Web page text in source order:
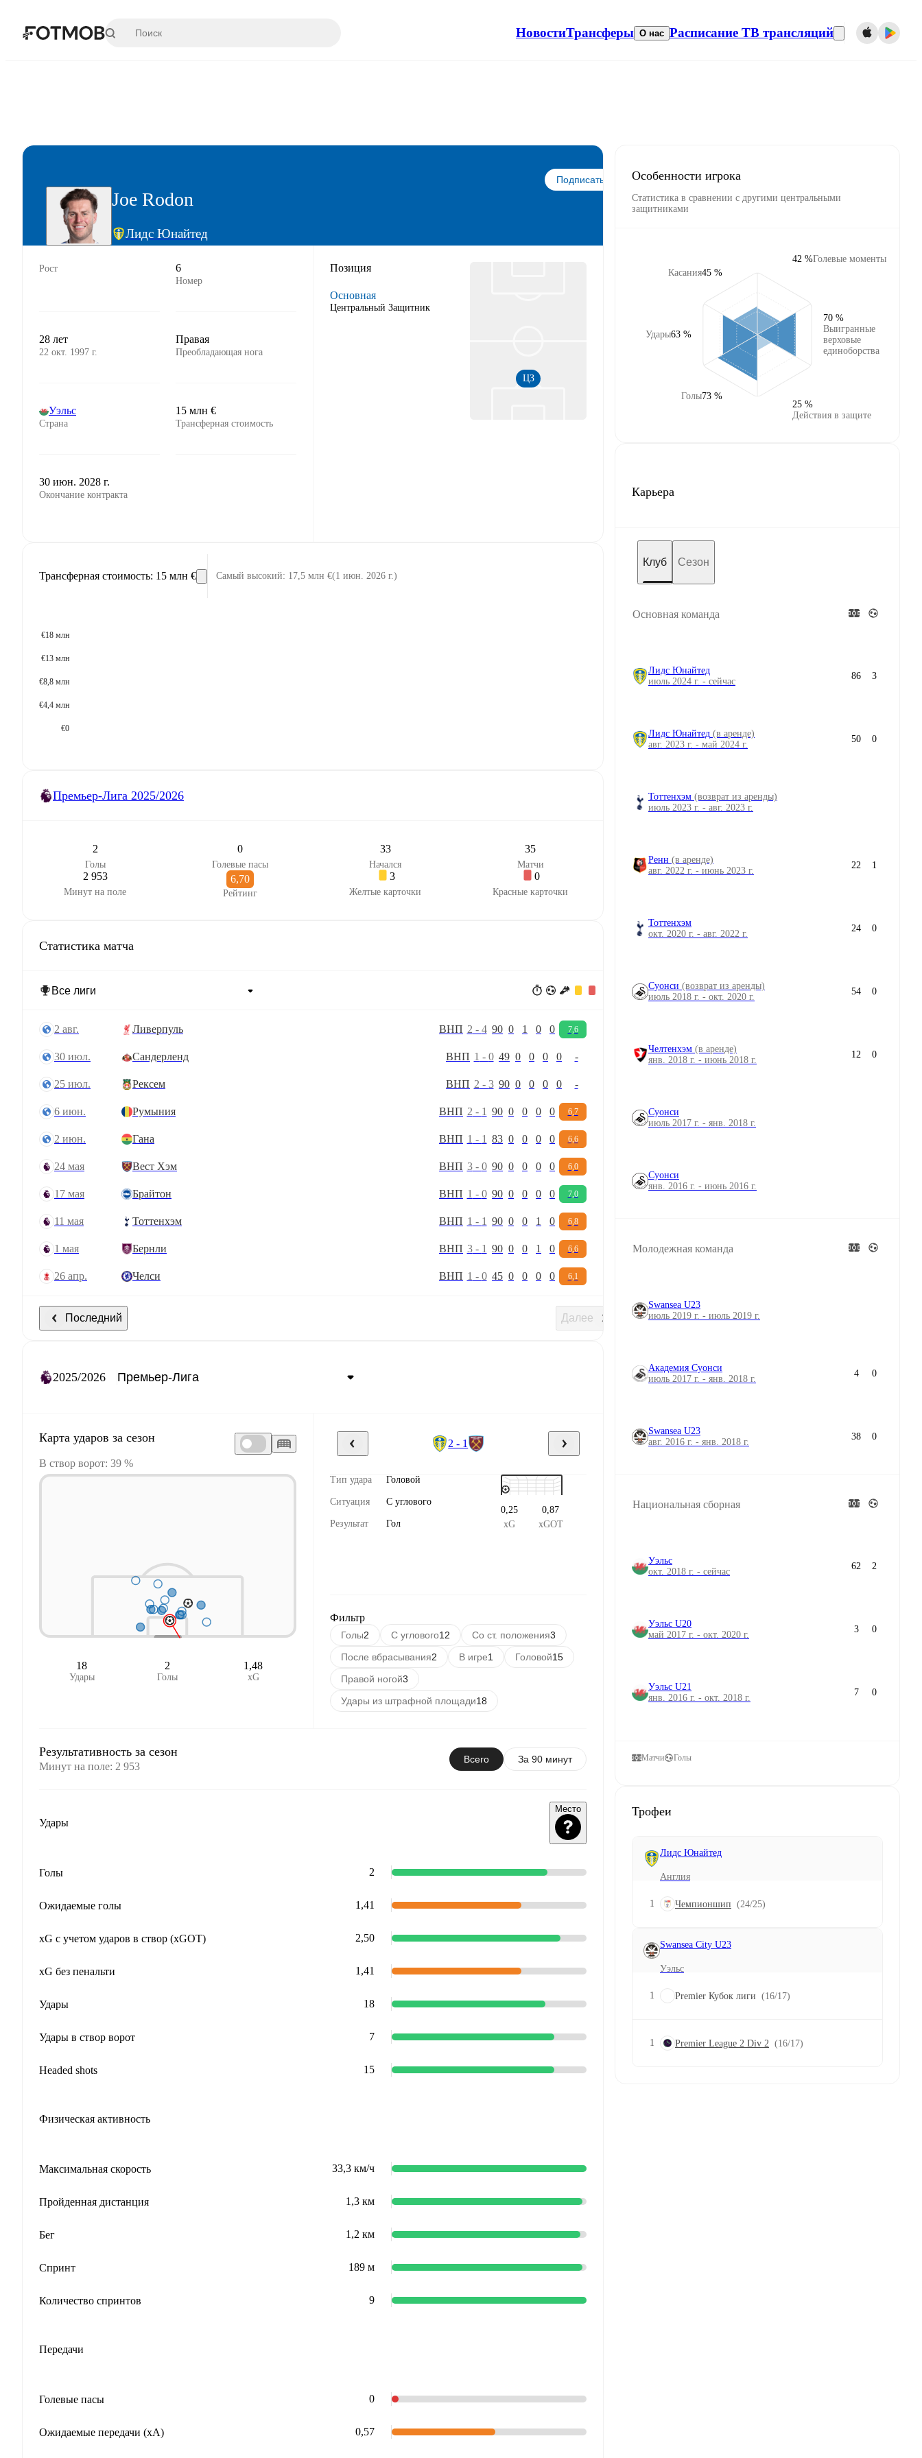
НовостиТрансферы О нас Расписание ТВ трансляций
Joe Rodon
Лидс Юнайтед
Подписаться
Рост 6
Номер
28 лет
22 окт. 1997 г.
Правая
Преобладающая нога
Уэльс
Страна
15 млн €
Трансферная стоимость
30 июн. 2028 г.
Окончание контракта
Позиция
Основная
Центральный Защитник
ЦЗ
Трансферная стоимость: 15 млн € Самый высокий: 17,5 млн €(1 июн. 2026 г.)
€18 млн
€13 млн
€8,8 млн
€4,4 млн
€0
Премьер-Лига 2025/2026
2
Голы
0
Голевые пасы
33
Начался
35
Матчи
2 953
Минут на поле
6,70
Рейтинг
3
Желтые карточки
0
Красные карточки
Статистика матча
2 авг. Ливерпуль ВНП 2 - 4 90 0 1 0 0 7,6
30 июл. Сандерленд ВНП 1 - 0 49 0 0 0 0 -
25 июл. Рексем ВНП 2 - 3 90 0 0 0 0 -
6 июн. Румыния ВНП 2 - 1 90 0 0 0 0 6,7
2 июн. Гана ВНП 1 - 1 83 0 0 0 0 6,6
24 мая Вест Хэм ВНП 3- 0 90 0 0 0 0 6,0
17 мая Брайтон ВНП 1 - 0 90 0 0 0 0 7,0
11 мая Тоттенхэм ВНП 1 - 1 90 0 0 1 0 6,8
1 мая Бернли ВНП 3- 1 90 0 0 1 0 6,6
26 апр. Челси ВНП 1 - 0 45 0 0 0 0 6,1
Последний Далее
2025/2026
Карта ударов за сезон
В створ ворот: 39 %
18
Удары
2
Голы
1,48
xG
2 - 1
Тип удара Головой
Ситуация С углового
Результат Гол
0,25
xG
0,87
xGOT
Фильтр
Голы2 С углового12 Со ст. положения3
После вбрасывания2 В игре1 Головой15
Правой ногой3
Удары из штрафной площади18
Результативность за сезон
Минут на поле: 2 953
Всего За 90 минут
Удары
Место
Голы 2
Ожидаемые голы 1,41
xG с учетом ударов в створ (xGOT) 2,50
xG без пенальти 1,41
Удары 18
Удары в створ ворот 7
Headed shots 15
Физическая активность
Максимальная скорость 33,3 км/ч
Пройденная дистанция 1,3 км
Бег 1,2 км
Спринт 189 м
Количество спринтов 9
Передачи
Голевые пасы 0
Ожидаемые передачи (xA) 0,57
Особенности игрока
Статистика в сравнении с другими центральными
защитниками
Касания45 %
Удары63 %
Голы73 %
Голевые моменты
42 %
Выигранные
верховые
единоборства
70 %
Действия в защите
25 %
Карьера
Клуб Сезон
Основная команда
Лидс Юнайтед
июль 2024 г. - сейчас
86 3
Лидс Юнайтед (в аренде)
авг. 2023 г. - май 2024 г.
50 0
Тоттенхэм (возврат из аренды)
июль 2023 г. - авг. 2023 г.
Ренн (в аренде)
авг. 2022 г. - июнь 2023 г.
22 1
Тоттенхэм
окт. 2020 г. - авг. 2022 г.
24 0
Суонси (возврат из аренды)
июль 2018 г. - окт. 2020 г.
54 0
Челтенхэм (в аренде)
янв. 2018 г. - июнь 2018 г.
12 0
Суонси
июль 2017 г. - янв. 2018 г.
Суонси
янв. 2016 г. - июнь 2016 г.
Молодежная команда
Swansea U23
июль 2019 г. - июль 2019 г.
Академия Суонси
июль 2017 г. - янв. 2018 г.
4 0
Swansea U23
авг. 2016 г. - янв. 2018 г.
38 0
Национальная сборная
Уэльс
окт. 2018 г. - сейчас
62 2
Уэльс U20
май 2017 г. - окт. 2020 г.
3 0
Уэльс U21
янв. 2016 г. - окт. 2018 г.
7 0
Матчи Голы
Трофеи
Лидс Юнайтед
Англия
1 Чемпионшип (24/25)
Swansea City U23
Уэльс
1 Premier Кубок лиги (16/17)
1 Premier League 2 Div 2 (16/17)